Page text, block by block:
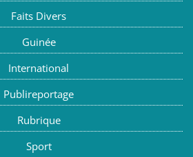
Faits Divers
Guinée
International
Publireportage
Rubrique
Sport